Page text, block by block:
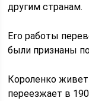
другим странам.
Его работы
были признаны
Короленко живет
переезжает в